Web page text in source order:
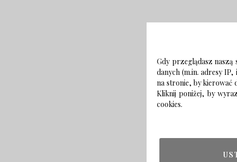
Gdy przeglądasz
danych (m.in. adresy
na stronie, by kierować
Kliknij poniżej, by
cookies.